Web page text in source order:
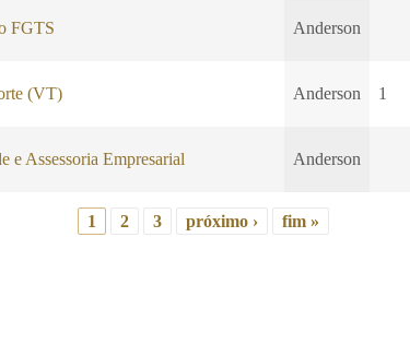
FGTS Anderson
(VT) Anderson 1
e Assessoria Empresarial Anderson
1 2 3 próximo › fim »